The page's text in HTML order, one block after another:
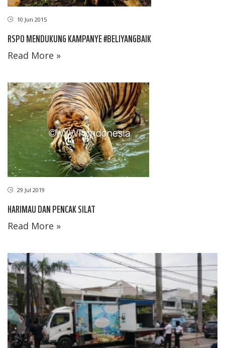
10 Jun 2015
RSPO MENDUKUNG KAMPANYE #BELIYANGBAIK
Read More »
29 Jul 2019
HARIMAU DAN PENCAK SILAT
Read More »